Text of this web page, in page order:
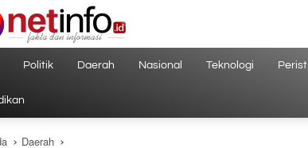
Politik Daerah Nasional Teknologi
Daerah